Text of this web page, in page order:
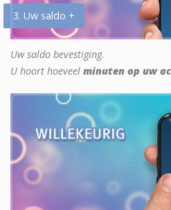
3. Uw saldo +
Uw saldo bevestiging.
U hoort hoeveel minuten op uw